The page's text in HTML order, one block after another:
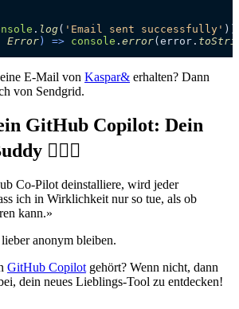
. log( 'Email sent successfully' ))
Error) => console . error(error.
E-Mail von Kaspar& erhalten? Dann
von Sendgrid.
GitHub Copilot: Dein
👨🏻‍✈️
Co-Pilot deinstalliere, wird jeder
ich in Wirklichkeit nur so tue, als ob
kann.»
anonym bleiben.
GitHub Copilotgehört? Wenn nicht, dann
dein neues Lieblings-Tool zu entdecken!